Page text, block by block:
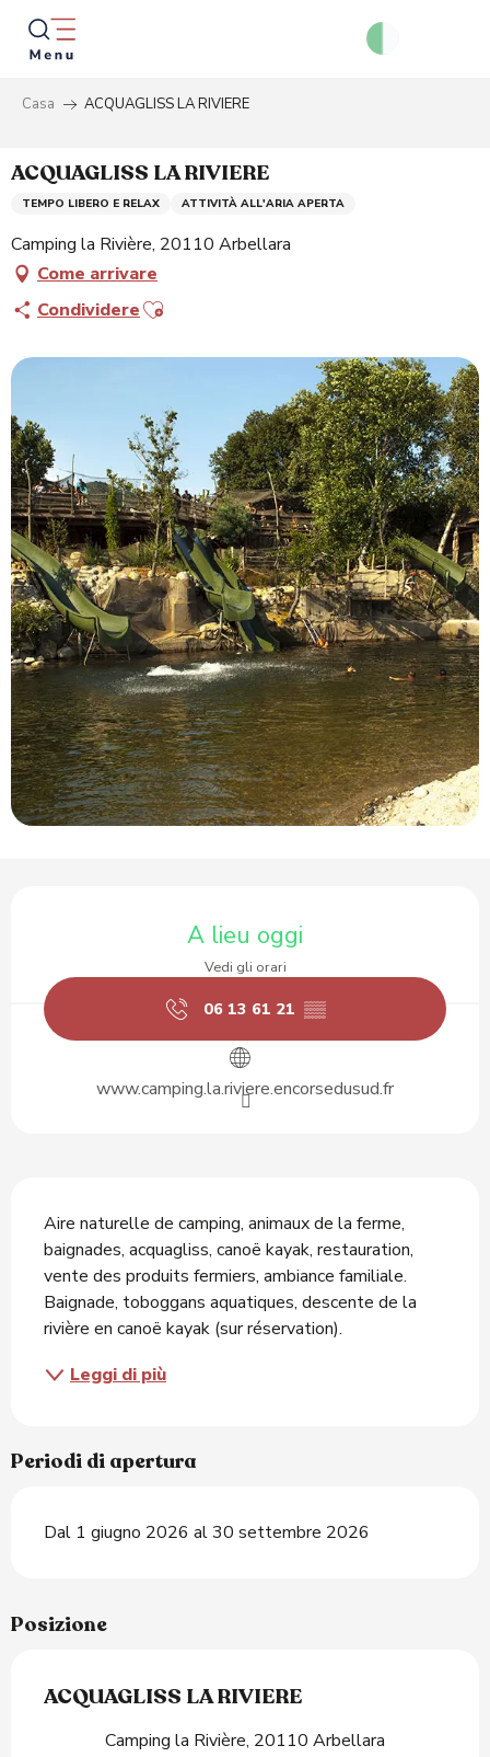
Aller
contenu
principal
Casa ACQUAGLISS LA RIVIERE
ACQUAGLISS LA RIVIERE
TEMPO LIBERO E RELAX ATTIVITÀ ALL'ARIA APERTA
Camping la Rivière, 20110 Arbellara
Come arrivare
CondividereAjouter aux favoris
A lieu oggi
Vedi gli orari
06 13 61 21 ▒▒
www.camping.la.riviere.encorsedusud.fr
Aire naturelle de camping, animaux de la ferme,
baignades, acquagliss, canoë kayak, restauration,
vente des produits fermiers, ambiance familiale.
Baignade, toboggans aquatiques, descente de la
rivière en canoë kayak (sur réservation).
Leggi di più
Periodi di apertura
Dal 1 giugno 2026 al 30 settembre 2026
Posizione
ACQUAGLISS LA RIVIERE
Camping la Rivière, 20110 Arbellara